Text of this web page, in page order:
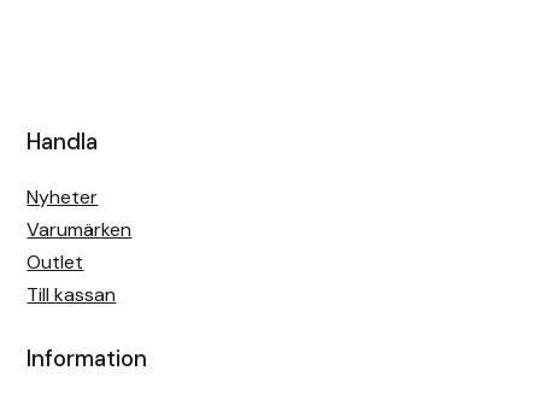
Handla
Nyheter
Varumärken
Outlet
Till kassan
Information